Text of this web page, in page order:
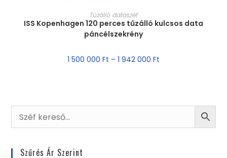
MÉRET VÁLASZTÁSA
Tűzálló dataszéf
ISS Kopenhagen 120 perces tűzálló kulcsos data
páncélszekrény
1 500 000 Ft – 1 942 000 Ft
Szűrés Ár Szerint